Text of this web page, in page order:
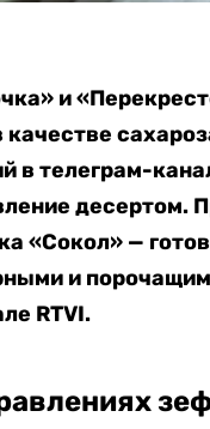
и
в телеграм-
десертом.
«Сокол» —
и
RTVI.